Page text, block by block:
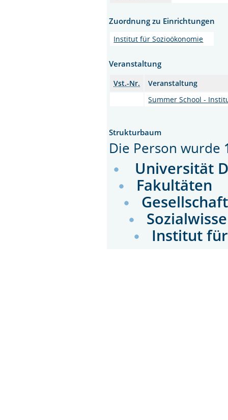
Zuordnung zu Einrichtungen
Institut für Sozioökonomie
Veranstaltung
Vst.-Nr.
Veranstaltung
Summer School -
Strukturbaum
Die Person wurde
Universität
Fakultäten
Institut